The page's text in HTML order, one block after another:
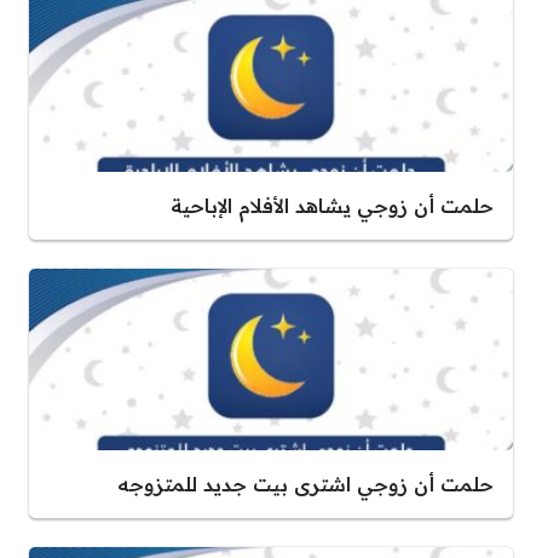
حلمت أن زوجي يشاهد الأفلام الإباحية
حلمت أن زوجي اشترى بيت جديد للمتزوجه